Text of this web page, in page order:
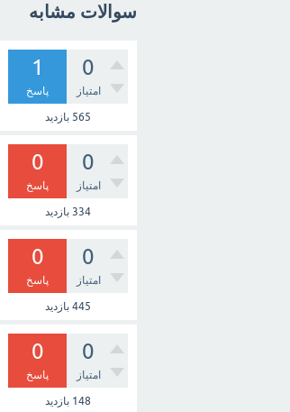
سوالات مشابه
0
امتیاز
1
پاسخ
565 بازدید
0
امتیاز
0
پاسخ
334 بازدید
0
امتیاز
0
پاسخ
445 بازدید
0
امتیاز
0
پاسخ
148 بازدید